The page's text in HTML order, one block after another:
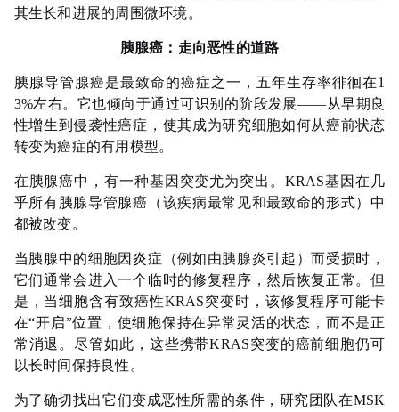
其生长和进展的周围微环境。
胰腺癌：走向恶性的道路
胰腺导管腺癌是最致命的癌症之一，五年生存率徘徊在1
3%左右。它也倾向于通过可识别的阶段发展——从早期良
性增生到侵袭性癌症，使其成为研究细胞如何从癌前状态
转变为癌症的有用模型。
在胰腺癌中，有一种基因突变尤为突出。KRAS基因在几
乎所有胰腺导管腺癌（该疾病最常见和最致命的形式）中
都被改变。
当胰腺中的细胞因炎症（例如由胰腺炎引起）而受损时，
它们通常会进入一个临时的修复程序，然后恢复正常。但
是，当细胞含有致癌性KRAS突变时，该修复程序可能卡
在“开启”位置，使细胞保持在异常灵活的状态，而不是正
常消退。尽管如此，这些携带KRAS突变的癌前细胞仍可
以长时间保持良性。
为了确切找出它们变成恶性所需的条件，研究团队在MSK